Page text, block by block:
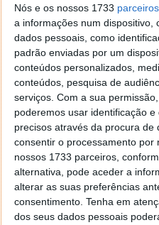
Nós e os nossos 1733 parceiros
a informações num dispositivo,
dados pessoais, como
padrão enviadas por um
conteúdos personalizados,
conteúdos, pesquisa de
serviços. Com a sua
poderemos usar identificação
precisos através da procura de
consentir o processamento por
nossos 1733 parceiros,
alternativa, pode aceder a
alterar as suas preferências
consentimento. Tenha em
dos seus dados pessoais
interesses da Apple em
considere já não ser
funções, saberá passar o
Este artigo
Acompanhe o
Proponha uma correção,